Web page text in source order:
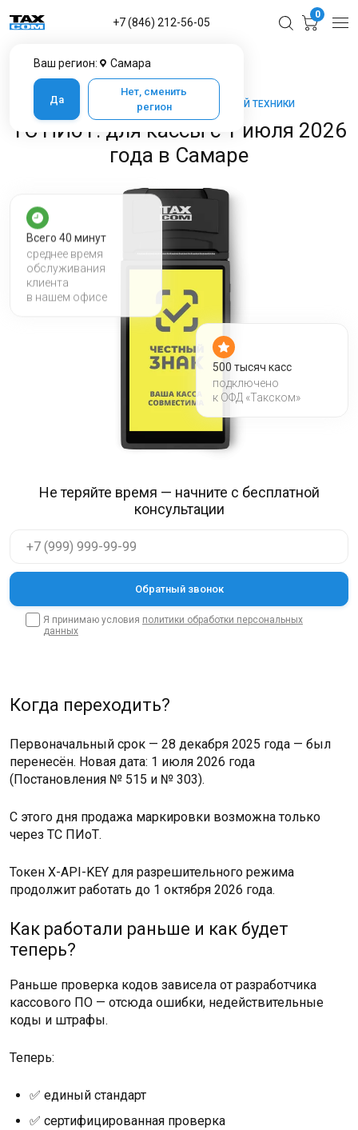
Ваш регион: Самара
Да
Нет, сменить
регион
+7 (846) 212-56-05
0
Главная Услуги ЦТО в Самаре
ТАКСКОМ-КАССА — МАРКЕТ КАССОВОЙ ТЕХНИКИ
ТС ПИоТ: для кассы с 1 июля 2026
года в Самаре
Не теряйте время — начните с бесплатной
консультации
Я принимаю условия политики обработки персональных
данных
Всего 40 минут
среднее время
обслуживания
клиента
в нашем офисе
500 тысяч касс
подключено
к ОФД «Такском»
Когда переходить?
Первоначальный срок — 28 декабря 2025 года — был
перенесён. Новая дата: 1 июля 2026 года
(Постановления № 515 и № 303).
С этого дня продажа маркировки возможна только
через ТС ПИоТ.
Токен X-API-KEY для разрешительного режима
продолжит работать до 1 октября 2026 года.
Как работали раньше и как будет
теперь?
Раньше проверка кодов зависела от разработчика
кассового ПО — отсюда ошибки, недействительные
коды и штрафы.
Теперь:
✅ единый стандарт
✅ сертифицированная проверка